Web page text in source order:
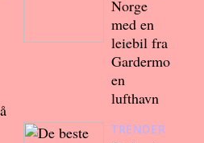
Norge
med en
leiebil fra
Gardermo
en
lufthavn
TRENDER